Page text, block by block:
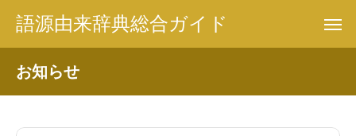
語源由来辞典総合ガイド
お知らせ